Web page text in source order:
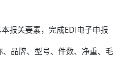
报关要素，完成EDI电子申报
品牌、型号、件数、净重、毛